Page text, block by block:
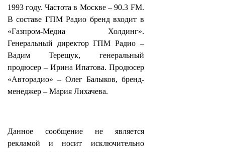
1993 году. Частота в Москве – 90.3 FM.
В составе ГПМ Радио бренд входит в
«Газпром-Медиа Холдинг».
Генеральный директор ГПМ Радио –
Вадим Терещук, генеральный
продюсер – Ирина Ипатова. Продюсер
«Авторадио» – Олег Балыков, бренд-
менеджер – Мария Лихачева.
Данное сообщение не является
рекламой и носит исключительно